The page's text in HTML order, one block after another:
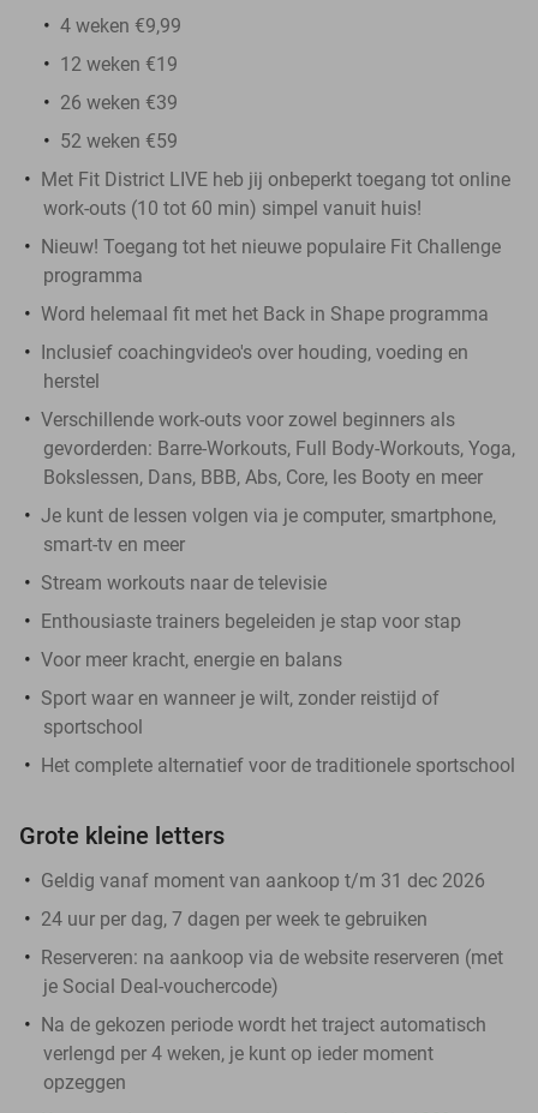
4 weken €9,99
12 weken €19
26 weken €39
52 weken €59
Met Fit District LIVE heb jij onbeperkt toegang tot online
work-outs (10 tot 60 min) simpel vanuit huis!
Nieuw! Toegang tot het nieuwe populaire Fit Challenge
programma
Word helemaal fit met het Back in Shape programma
Inclusief coachingvideo's over houding, voeding en
herstel
Verschillende work-outs voor zowel beginners als
gevorderden: Barre-Workouts, Full Body-Workouts, Yoga,
Bokslessen, Dans, BBB, Abs, Core, les Booty en meer
Je kunt de lessen volgen via je computer, smartphone,
smart-tv en meer
Stream workouts naar de televisie
Enthousiaste trainers begeleiden je stap voor stap
Voor meer kracht, energie en balans
Sport waar en wanneer je wilt, zonder reistijd of
sportschool
Het complete alternatief voor de traditionele sportschool
Grote kleine letters
Geldig vanaf moment van aankoop t/m 31 dec 2026
24 uur per dag, 7 dagen per week te gebruiken
Reserveren: na aankoop via de website reserveren (met
je Social Deal-vouchercode)
Na de gekozen periode wordt het traject automatisch
verlengd per 4 weken, je kunt op ieder moment
opzeggen